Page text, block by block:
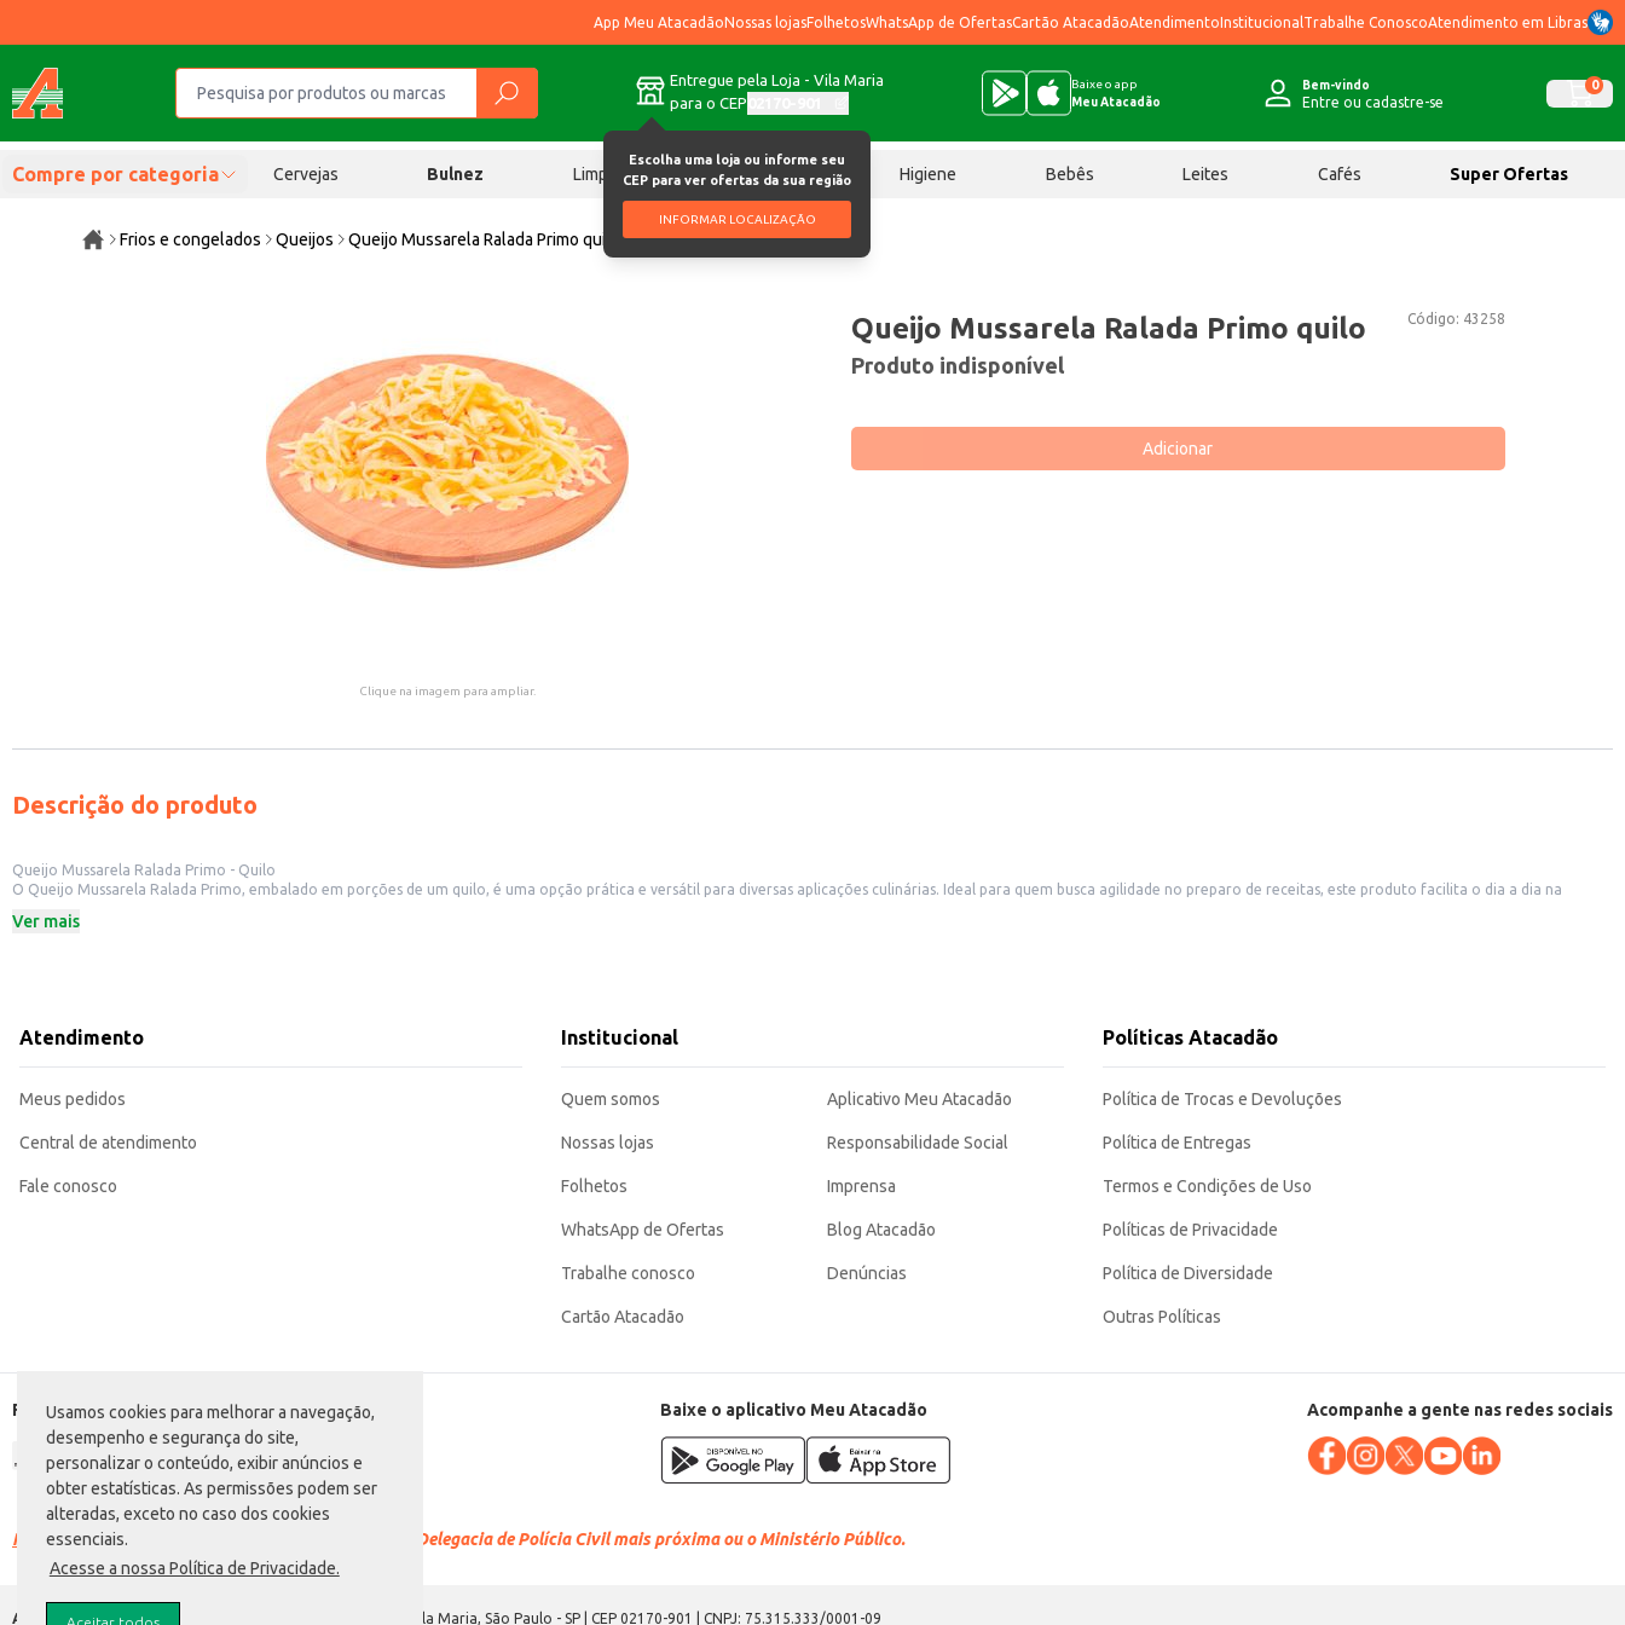
Usamos cookies para melhorar a navegação,
desempenho e segurança do site,
personalizar o conteúdo, exibir anúncios e
obter estatísticas. As permissões podem ser
alteradas, exceto no caso dos cookies
essenciais.
Acesse a nossa Política de Privacidade.
Aceitar todos
App Meu AtacadãoNossas lojasFolhetosWhatsApp de OfertasCartão AtacadãoAtendimentoInstitucional Trabalhe ConoscoAtendimento em Libras
Entregue pela Loja - Vila Maria
para o CEP
Escolha uma loja ou informe seu
CEP para ver ofertas da sua região
INFORMAR LOCALIZAÇÃO
Baixe o app
Meu Atacadão
Bem-vindo
Entre ou cadastre-se
0
Compre por categoria Cervejas Bulnez Limpeza Chocolates Higiene Bebês Leites Cafés Super Ofertas
Frios e congelados Queijos Queijo Mussarela Ralada Primo quilo
Clique na imagem para ampliar.
Código: 43258
Queijo Mussarela Ralada Primo quilo
Produto indisponível
Adicionar
Descrição do produto
Queijo Mussarela Ralada Primo - Quilo
O Queijo Mussarela Ralada Primo, embalado em porções de um quilo, é uma opção prática e versátil para diversas aplicações culinárias. Ideal para quem busca agilidade no preparo de receitas, este produto facilita o dia a dia na
Dicas de Uso:
Com o Queijo Mussarela Ralada Primo, você tem a praticidade que precisa sem abrir mão do sabor e da qualidade, tornando suas receitas ainda mais saborosas e seus preparos mais rápidos.
Ver mais
Atendimento
Meus pedidos
Central de atendimento
Fale conosco
Institucional
Quem somos
Nossas lojas
Folhetos
WhatsApp de Ofertas
Trabalhe conosco
Cartão Atacadão
Aplicativo Meu Atacadão
Responsabilidade Social
Imprensa
Blog Atacadão
Denúncias
Políticas Atacadão
Política de Trocas e Devoluções
Política de Entregas
Termos e Condições de Uso
Políticas de Privacidade
Política de Diversidade
Outras Políticas
Formas de pagamento Baixe o aplicativo Meu Atacadão Acompanhe a gente nas redes sociais
Racismo é crime. Denuncie. Disque 100 ou procure a Delegacia de Polícia Civil mais próxima ou o Ministério Público.
Atacadão S.A. Avenida Morvan Dias de Figueiredo, 6169, Vila Maria, São Paulo - SP | CEP 02170-901 | CNPJ: 75.315.333/0001-09